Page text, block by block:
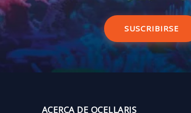
SUSCRIBIRSE
ACERCA DE OCELLARIS